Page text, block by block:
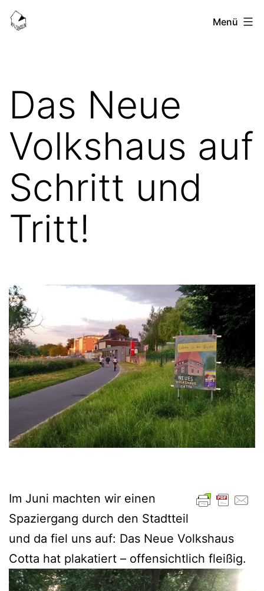
Zum
Inhalt
HausBoden-
Menü
Das Neue
Volkshaus auf
Schritt und
Tritt!
Im Juni machten wir einen
Spaziergang durch den Stadtteil
und da fiel uns auf: Das Neue Volkshaus
Cotta hat plakatiert – offensichtlich fleißig.